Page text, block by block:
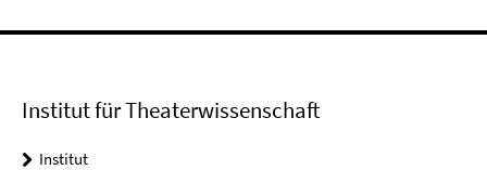
Institut für Theaterwissenschaft
Institut